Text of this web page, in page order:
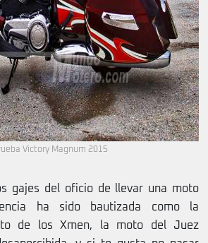
Victory Magnum 2015
gajes del oficio de llevar una moto
ha sido bautizada como la
de los Xmen, la moto del Juez